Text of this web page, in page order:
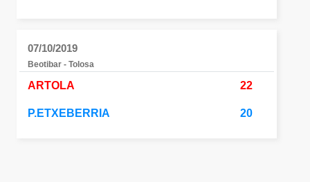
07/10/2019
Beotibar - Tolosa
ARTOLA 22
P.ETXEBERRIA 20